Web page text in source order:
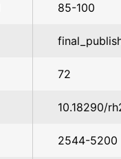
85-100
72
10.18290/
2544-5200